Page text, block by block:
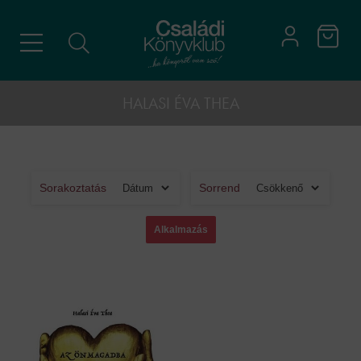
Sorakoztatás Sorrend